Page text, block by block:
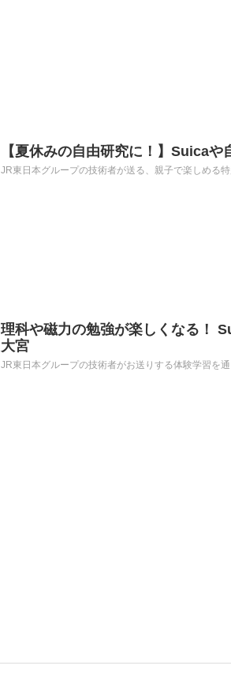
【夏休みの自由研究に！】Suica
JR東日本グループの技術者が送る、親子で楽しめる
理科や磁力の勉強が楽しくなる！
大宮
JR東日本グループの技術者がお送りする体験学習を